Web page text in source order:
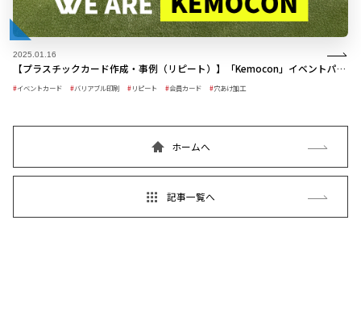
2025.01.16
【プラスチックカード作成・事例（リピート）】「Kemocon」イベントパス 2024年版
イベントカード バリアブル印刷 リピート 会員カード 穴あけ加工
ホームへ
記事一覧へ